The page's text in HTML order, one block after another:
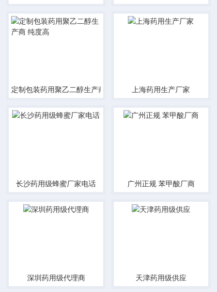
定制包装药用聚乙二醇生产商 纯度高 上海药用生产厂家
长沙药用级蜂蜜厂家电话 广州正规 苯甲酸厂商
深圳药用级代理商 天津药用级供应